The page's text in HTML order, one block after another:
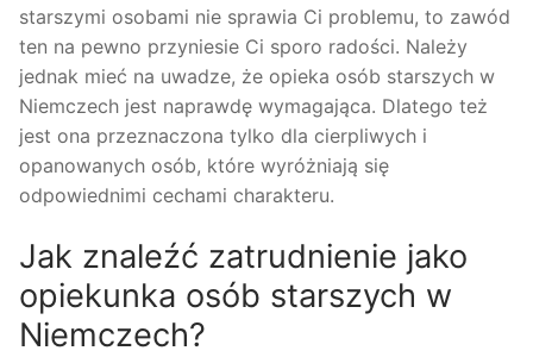
starszymi osobami nie sprawia Ci problemu, to zawód
ten na pewno przyniesie Ci sporo radości. Należy
jednak mieć na uwadze, że opieka osób starszych w
Niemczech jest naprawdę wymagająca. Dlatego też
jest ona przeznaczona tylko dla cierpliwych i
opanowanych osób, które wyróżniają się
odpowiednimi cechami charakteru.
Jak znaleźć zatrudnienie jako
opiekunka osób starszych w
Niemczech?